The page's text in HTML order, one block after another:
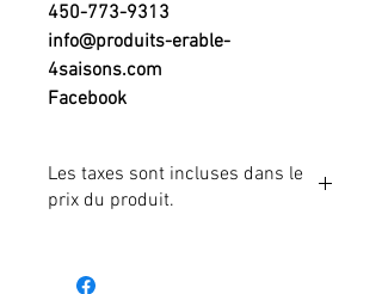
450-773-9313
info@produits-erable-
4saisons.com
Facebook
Les taxes sont incluses dans le
prix du produit.